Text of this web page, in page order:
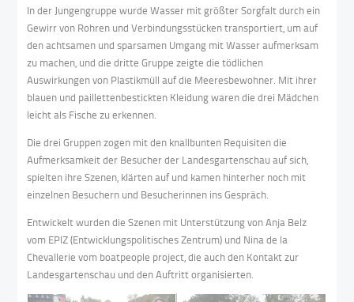
In der Jungengruppe wurde Wasser mit größter Sorgfalt durch ein
Gewirr von Rohren und Verbindungsstücken transportiert, um auf
den achtsamen und sparsamen Umgang mit Wasser aufmerksam
zu machen, und die dritte Gruppe zeigte die tödlichen
Auswirkungen von Plastikmüll auf die Meeresbewohner. Mit ihrer
blauen und paillettenbestickten Kleidung waren die drei Mädchen
leicht als Fische zu erkennen.
Die drei Gruppen zogen mit den knallbunten Requisiten die
Aufmerksamkeit der Besucher der Landesgartenschau auf sich,
spielten ihre Szenen, klärten auf und kamen hinterher noch mit
einzelnen Besuchern und Besucherinnen ins Gespräch.
Entwickelt wurden die Szenen mit Unterstützung von Anja Belz
vom EPIZ (Entwicklungspolitisches Zentrum) und Nina de la
Chevallerie vom boatpeople project, die auch den Kontakt zur
Landesgartenschau und den Auftritt organisierten.